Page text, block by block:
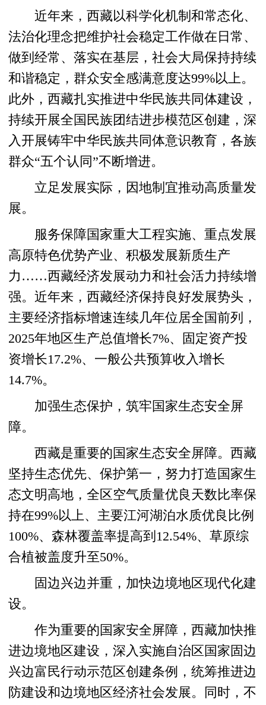
近年来，西藏以科学化机制和常态化、
法治化理念把维护社会稳定工作做在日常、
做到经常、落实在基层，社会大局保持持续
和谐稳定，群众安全感满意度达99%以上。
此外，西藏扎实推进中华民族共同体建设，
持续开展全国民族团结进步模范区创建，深
入开展铸牢中华民族共同体意识教育，各族
群众“五个认同”不断增进。
立足发展实际，因地制宜推动高质量发
展。
服务保障国家重大工程实施、重点发展
高原特色优势产业、积极发展新质生产
力……西藏经济发展动力和社会活力持续增
强。近年来，西藏经济保持良好发展势头，
主要经济指标增速连续几年位居全国前列，
2025年地区生产总值增长7%、固定资产投
资增长17.2%、一般公共预算收入增长
14.7%。
加强生态保护，筑牢国家生态安全屏
障。
西藏是重要的国家生态安全屏障。西藏
坚持生态优先、保护第一，努力打造国家生
态文明高地，全区空气质量优良天数比率保
持在99%以上、主要江河湖泊水质优良比例
100%、森林覆盖率提高到12.54%、草原综
合植被盖度升至50%。
固边兴边并重，加快边境地区现代化建
设。
作为重要的国家安全屏障，西藏加快推
进边境地区建设，深入实施自治区国家固边
兴边富民行动示范区创建条例，统筹推进边
防建设和边境地区经济社会发展。同时，不